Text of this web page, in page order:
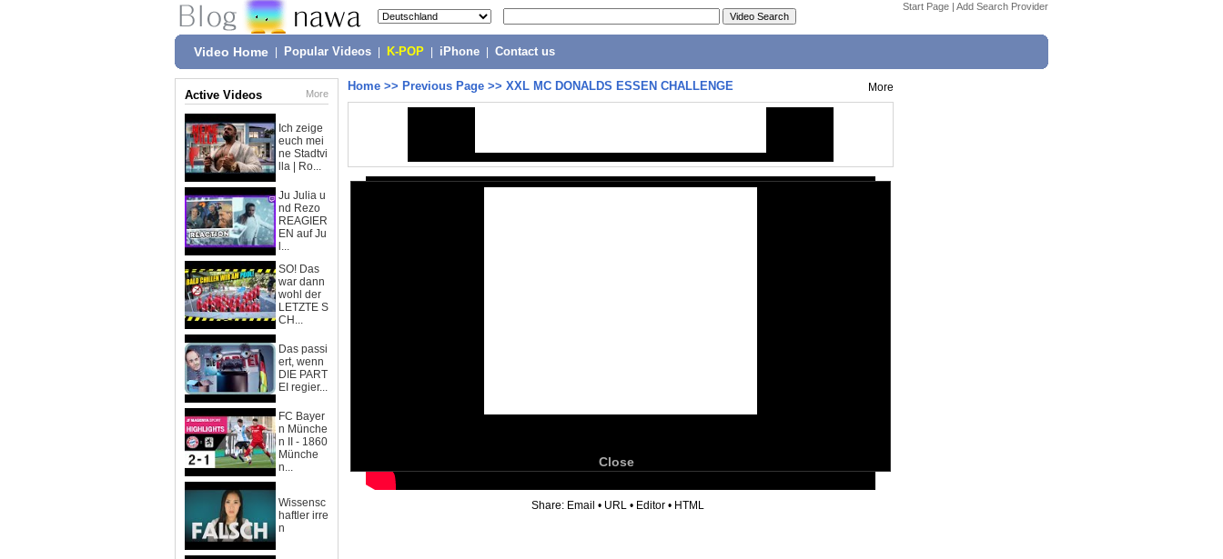
Start Page | Add Search Provider
Video Home Popular Videos K-POP iPhone Contact us
Active Videos More
Ich zeige
euch mei
ne Stadtvi
lla | Ro...
Ju Julia u
nd Rezo
REAGIER
EN auf Ju
l...
SO! Das
war dann
wohl der
LETZTE S
CH...
Das passi
ert, wenn
DIE PART
EI regier...
FC Bayer
n Münche
n II - 1860
Münche
n...
Wissensc
haftler irre
n
Home >> Previous Page >> XXL MC DONALDS ESSEN CHALLENGE More
Close
Share: Email • URL • Editor • HTML